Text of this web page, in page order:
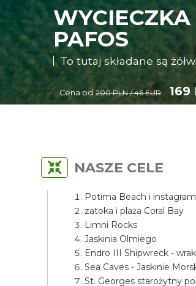
PAFOS
To tutaj składane są
Cena od 200 PLN / 46 EUR 169
NASZE CELE
Potima Beach i
zatoka i plaża Coral Bay
Limni Rocks
Jaskinia Olmiego
Endro III Shipwreck -
Sea Caves - Jaskinie
St. Georges starożytny